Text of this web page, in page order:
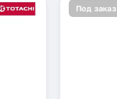
Под заказ